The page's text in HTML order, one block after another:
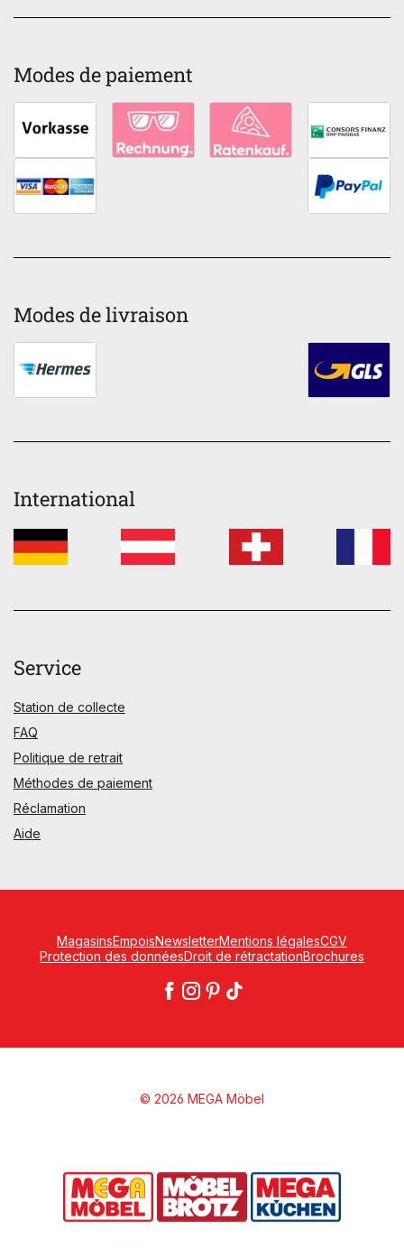
Modes de paiement
Modes de livraison
International
Service
Station de collecte
FAQ
Politique de retrait
Méthodes de paiement
Réclamation
Aide
MagasinsEmpoisNewsletterMentions légalesCGV
Protection des donnéesDroit de rétractationBrochures
© 2026 MEGA Möbel